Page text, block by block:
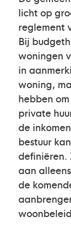
licht op
reglement
Bij
woningen
in
woning,
hebben
private
de
bestuur
definiëren.
aan
de